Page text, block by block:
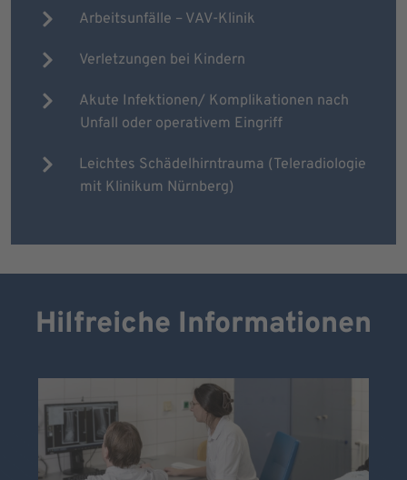
Arbeitsunfälle – VAV-Klinik
Verletzungen bei Kindern
Akute Infektionen/ Komplikationen nach
Unfall oder operativem Eingriff
Leichtes Schädelhirntrauma (Teleradiologie
mit Klinikum Nürnberg)
Hilfreiche Informationen